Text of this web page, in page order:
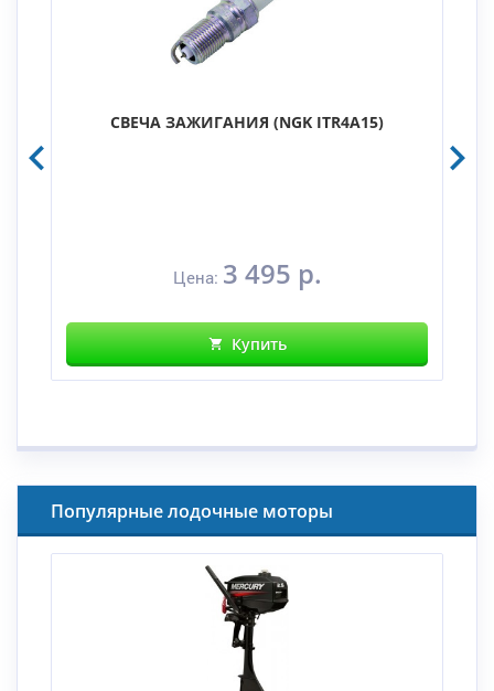
СВЕЧА ЗАЖИГАНИЯ (NGK ITR4A15)
Цена: 3 495 р.
Купить
Популярные лодочные моторы